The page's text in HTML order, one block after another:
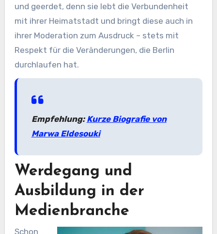
und geerdet, denn sie lebt die Verbundenheit
mit ihrer Heimatstadt und bringt diese auch in
ihrer Moderation zum Ausdruck – stets mit
Respekt für die Veränderungen, die Berlin
durchlaufen hat.
Empfehlung: Kurze Biografie von
Marwa Eldesouki
Werdegang und
Ausbildung in der
Medienbranche
Schon